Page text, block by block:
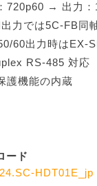
720p60 → 出力：
力では5C-FB同
60出力時はEX-
RS-485 対応
護機能の内蔵
ード
24.SC-HDT01E_jp